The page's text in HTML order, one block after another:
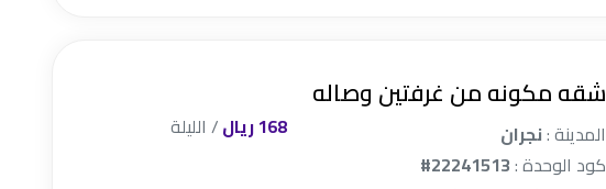
شقه مكونه من غرفتين وصاله
المدينة :نجران
كود الوحدة :#22241513
168 ريال / الليلة